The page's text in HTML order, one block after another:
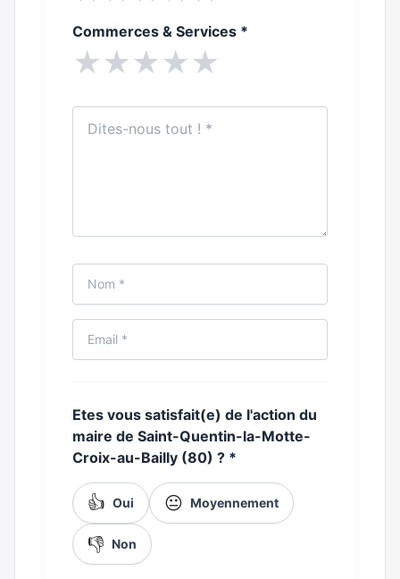
Commerces & Services *
★★★★★
Etes vous satisfait(e) de l'action du
maire de Saint-Quentin-la-Motte-
Croix-au-Bailly (80) ? *
👍 Oui 😐 Moyennement
👎 Non